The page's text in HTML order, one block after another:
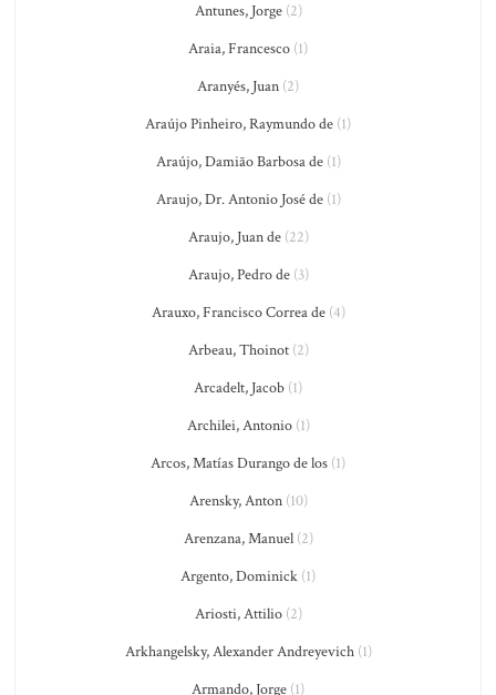
Antunes, Jorge(2)
Araia, Francesco (1)
Aranyés, Juan (2)
Araújo Pinheiro, Raymundo de (1)
Araújo, Damião Barbosa de(1)
Araujo, Dr. Antonio José de(1)
Araujo, Juan de(22)
Araujo, Pedro de(3)
Arauxo, Francisco Correa de(4)
Arbeau, Thoinot(2)
Arcadelt, Jacob (1)
Archilei, Antonio(1)
Arcos, Matías Durango de los (1)
Arensky, Anton(10)
Arenzana, Manuel(2)
Argento, Dominick (1)
Ariosti, Attilio(2)
Arkhangelsky, Alexander Andreyevich(1)
Armando, Jorge (1)